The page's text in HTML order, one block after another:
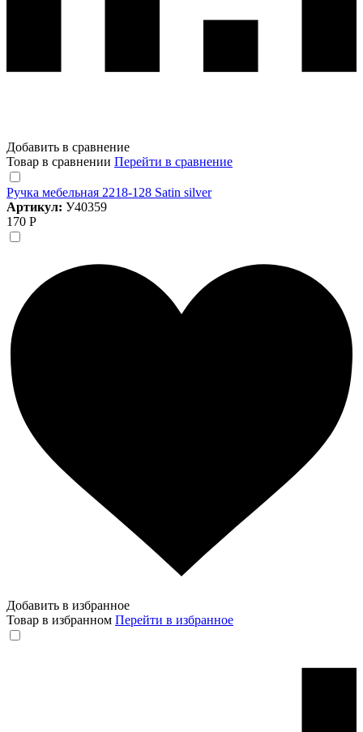
Добавить в сравнение
Товар в сравнении Перейти в сравнение
Ручка мебельная 2218-128 Satin silver
Артикул: У40359
170 Р
Добавить в избранное
Товар в избранном Перейти в избранное